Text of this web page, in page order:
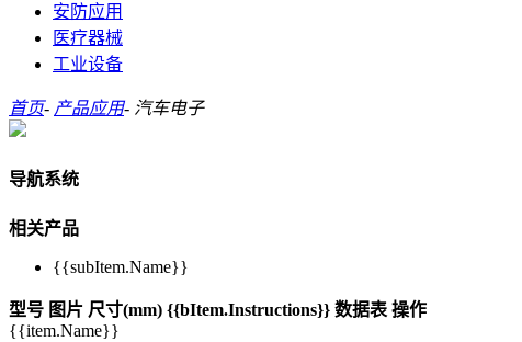
安防应用
医疗器械
工业设备
首页- 产品应用- 汽车电子
导航系统
相关产品
{{subItem.Name}}
型号 图片 尺寸(mm) {{bItem.Instructions}} 数据表 操作
{{item.Name}}